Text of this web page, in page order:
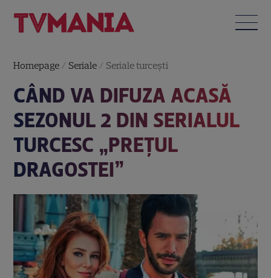
Homepage / Seriale / Seriale turceşti
CÂND VA DIFUZA ACASĂ
SEZONUL 2 DIN SERIALUL
TURCESC „PREȚUL
DRAGOSTEI”